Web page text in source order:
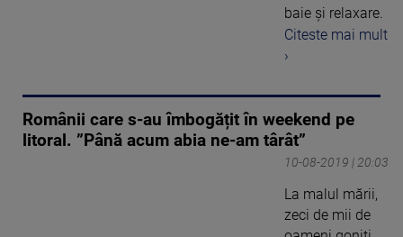
baie și relaxare.
Citeste mai mult
›
Românii care s-au îmbogățit în weekend pe
litoral. ”Până acum abia ne-am târât”
10-08-2019 | 20:03
La malul mării,
zeci de mii de